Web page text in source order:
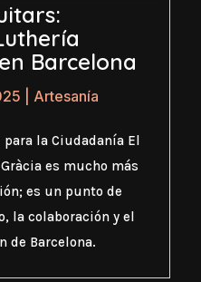
Barcelona
Artesanía
la Ciudadanía El
es mucho más
es un punto de
la colaboración y el
de Barcelona.